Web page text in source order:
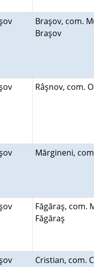
Braşov, com.
Braşov
Râşnov, com.
Mărgineni,
Făgăraş, com.
Făgăraş
Cristian, com.